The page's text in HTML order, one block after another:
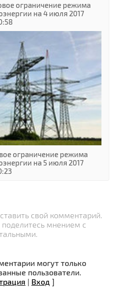
ограничение режима
на 4 июля 2017
ограничение режима
на 5 июля 2017
свой комментарий.
мнением с
могут только
пользователи.
| Вход ]